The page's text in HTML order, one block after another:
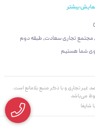
بیشتر
غیر تجاری و با ذکر منبع بلامانع است.
می‌باشد